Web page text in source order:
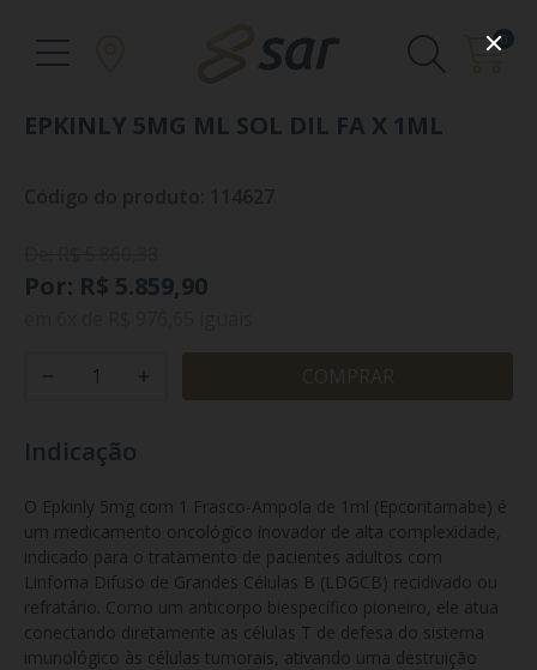
0
EPKINLY 5MG ML SOL DIL FA X 1ML
Por: R$ 5.859,90
Indicação
O Epkinly 5mg com 1 Frasco-Ampola de 1ml (Epcoritamabe) é
um medicamento oncológico inovador de alta complexidade,
indicado para o tratamento de pacientes adultos com
Linfoma Difuso de Grandes Células B (LDGCB) recidivado ou
refratário. Como um anticorpo biespecífico pioneiro, ele atua
conectando diretamente as células T de defesa do sistema
imunológico às células tumorais, ativando uma destruição